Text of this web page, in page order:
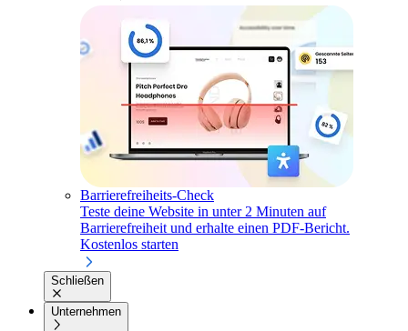
Barrierefreiheits-Check
Teste deine Website in unter 2 Minuten auf
Barrierefreiheit und erhalte einen PDF-Bericht.
Kostenlos starten
Schließen
Unternehmen